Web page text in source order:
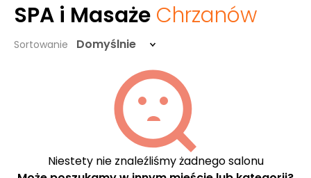
SPA i Masaże Chrzanów
Sortowanie Domyślnie
Niestety nie znaleźliśmy żadnego salonu